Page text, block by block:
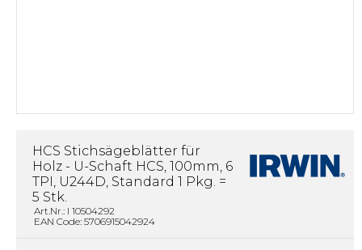
HCS Stichsägeblätter für
Holz - U-Schaft HCS, 100mm, 6
TPI, U244D, Standard 1 Pkg. =
5 Stk.
Art.Nr.: I 10504292
EAN Code: 5706915042924